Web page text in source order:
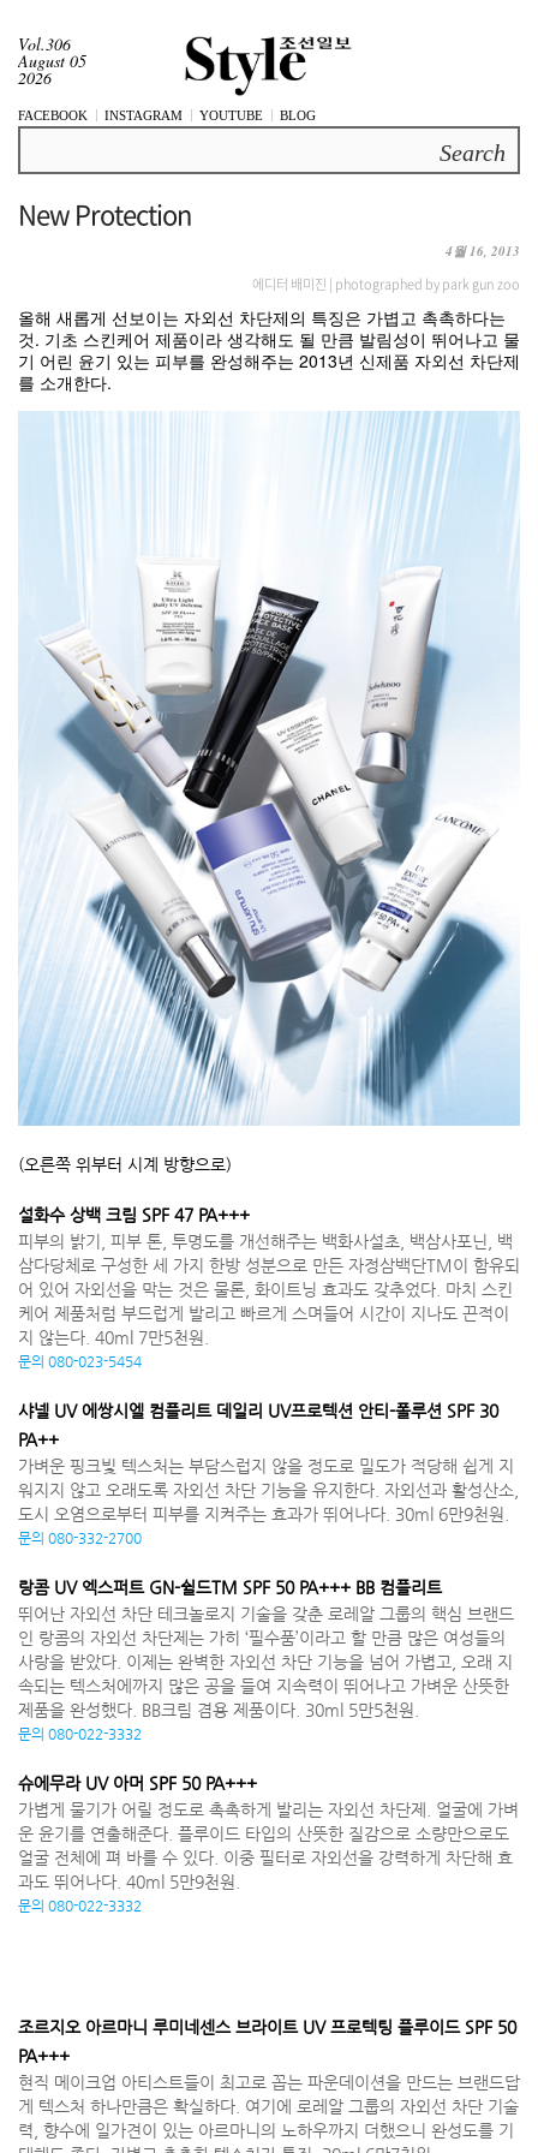
Vol.306
August 05
2026
FACEBOOK INSTAGRAM YOUTUBE BLOG
New Protection
4월 16, 2013
에디터 배미진 | photographed by park gun zoo
올해 새롭게 선보이는 자외선 차단제의 특징은 가볍고 촉촉하다는
것. 기초 스킨케어 제품이라 생각해도 될 만큼 발림성이 뛰어나고 물
기 어린 윤기 있는 피부를 완성해주는 2013년 신제품 자외선 차단제
를 소개한다.
(오른쪽 위부터 시계 방향으로)
설화수 상백 크림 SPF 47 PA+++
피부의 밝기, 피부 톤, 투명도를 개선해주는 백화사설초, 백삼사포닌, 백
삼다당체로 구성한 세 가지 한방 성분으로 만든 자정삼백단TM이 함유되
어 있어 자외선을 막는 것은 물론, 화이트닝 효과도 갖추었다. 마치 스킨
케어 제품처럼 부드럽게 발리고 빠르게 스며들어 시간이 지나도 끈적이
지 않는다. 40ml 7만5천원.
문의 080-023-5454
샤넬 UV 에쌍시엘 컴플리트 데일리 UV프로텍션 안티-폴루션 SPF 30
PA++
가벼운 핑크빛 텍스처는 부담스럽지 않을 정도로 밀도가 적당해 쉽게 지
워지지 않고 오래도록 자외선 차단 기능을 유지한다. 자외선과 활성산소,
도시 오염으로부터 피부를 지켜주는 효과가 뛰어나다. 30ml 6만9천원.
문의 080-332-2700
랑콤 UV 엑스퍼트 GN-쉴드TM SPF 50 PA+++ BB 컴플리트
뛰어난 자외선 차단 테크놀로지 기술을 갖춘 로레알 그룹의 핵심 브랜드
인 랑콤의 자외선 차단제는 가히 ‘필수품’이라고 할 만큼 많은 여성들의
사랑을 받았다. 이제는 완벽한 자외선 차단 기능을 넘어 가볍고, 오래 지
속되는 텍스처에까지 많은 공을 들여 지속력이 뛰어나고 가벼운 산뜻한
제품을 완성했다. BB크림 겸용 제품이다. 30ml 5만5천원.
문의 080-022-3332
슈에무라 UV 아머 SPF 50 PA+++
가볍게 물기가 어릴 정도로 촉촉하게 발리는 자외선 차단제. 얼굴에 가벼
운 윤기를 연출해준다. 플루이드 타입의 산뜻한 질감으로 소량만으로도
얼굴 전체에 펴 바를 수 있다. 이중 필터로 자외선을 강력하게 차단해 효
과도 뛰어나다. 40ml 5만9천원.
문의 080-022-3332
조르지오 아르마니 루미네센스 브라이트 UV 프로텍팅 플루이드 SPF 50
PA+++
현직 메이크업 아티스트들이 최고로 꼽는 파운데이션을 만드는 브랜드답
게 텍스처 하나만큼은 확실하다. 여기에 로레알 그룹의 자외선 차단 기술
력, 향수에 일가견이 있는 아르마니의 노하우까지 더했으니 완성도를 기